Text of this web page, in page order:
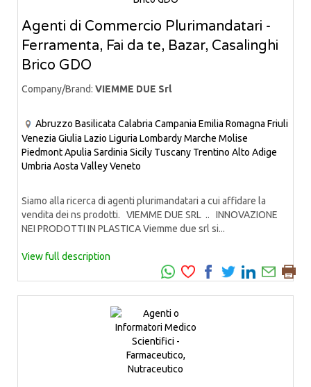
Agenti di Commercio Plurimandatari -
Ferramenta, Fai da te, Bazar, Casalinghi
Brico GDO
Company/Brand: VIEMME DUE Srl
Abruzzo Basilicata Calabria Campania Emilia Romagna Friuli
Venezia Giulia Lazio Liguria LombardyMarche Molise
PiedmontApulia Sardinia Sicily Tuscany Trentino Alto Adige
Umbria Aosta ValleyVeneto
Siamo alla ricerca di agenti plurimandatari a cui affidare la
vendita dei ns prodotti. VIEMME DUE SRL .. INNOVAZIONE
NEI PRODOTTI IN PLASTICA Viemme due srl si...
View full description